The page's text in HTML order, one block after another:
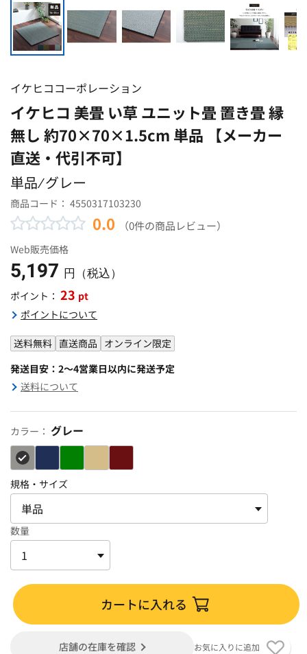
イケヒココーポレーション
イケヒコ 美畳 い草 ユニット畳 置き畳 縁
無し 約70×70×1.5cm 単品 【メーカー
直送・代引不可】
単品 ⁄ グレー
商品コード： 4550317103230
0.0 （0件の商品レビュー）
Web販売価格
5,197 円（税込）
ポイント： 23 pt
ポイントについて
送料無料 直送商品 オンライン限定
発送目安：2～4営業日以内に発送予定
送料について
カラー： グレー
規格・サイズ
数量
カートに入れる
店舗の在庫を確認 お気に入りに追加